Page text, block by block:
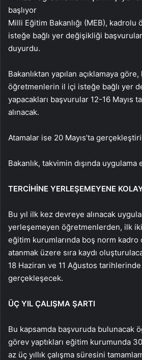
Milli Eğitim Bakanlığı (MEB),
isteğe bağlı yer değişikliği
duyurdu.
Bakanlıktan yapılan açıklamaya
öğretmenlerin il içi isteğe bağlı yer
yapacakları başvurular 12-16 Mayıs
alınacak.
Atamalar ise 20 Mayıs’ta
Bakanlık, takvimin dışında uygulama
TERCİHİNE YERLEŞEMEYENE
Bu yıl ilk kez devreye alınacak
yerleşemeyen öğretmenlerden, ilk
eğitim kurumlarında boş norm kadro
atanmak üzere sıra kaydı
18 Haziran ve 11 Ağustos
gerçekleşecek.
ÜÇ YIL ÇALIŞMA ŞARTI
Bu kapsamda başvuruda bulunacak
görev yaptıkları eğitim kurumunda
az üç yıllık çalışma süresini